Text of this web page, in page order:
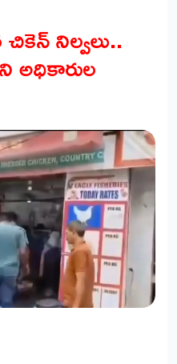
నిల్వలు..
అధికారుల